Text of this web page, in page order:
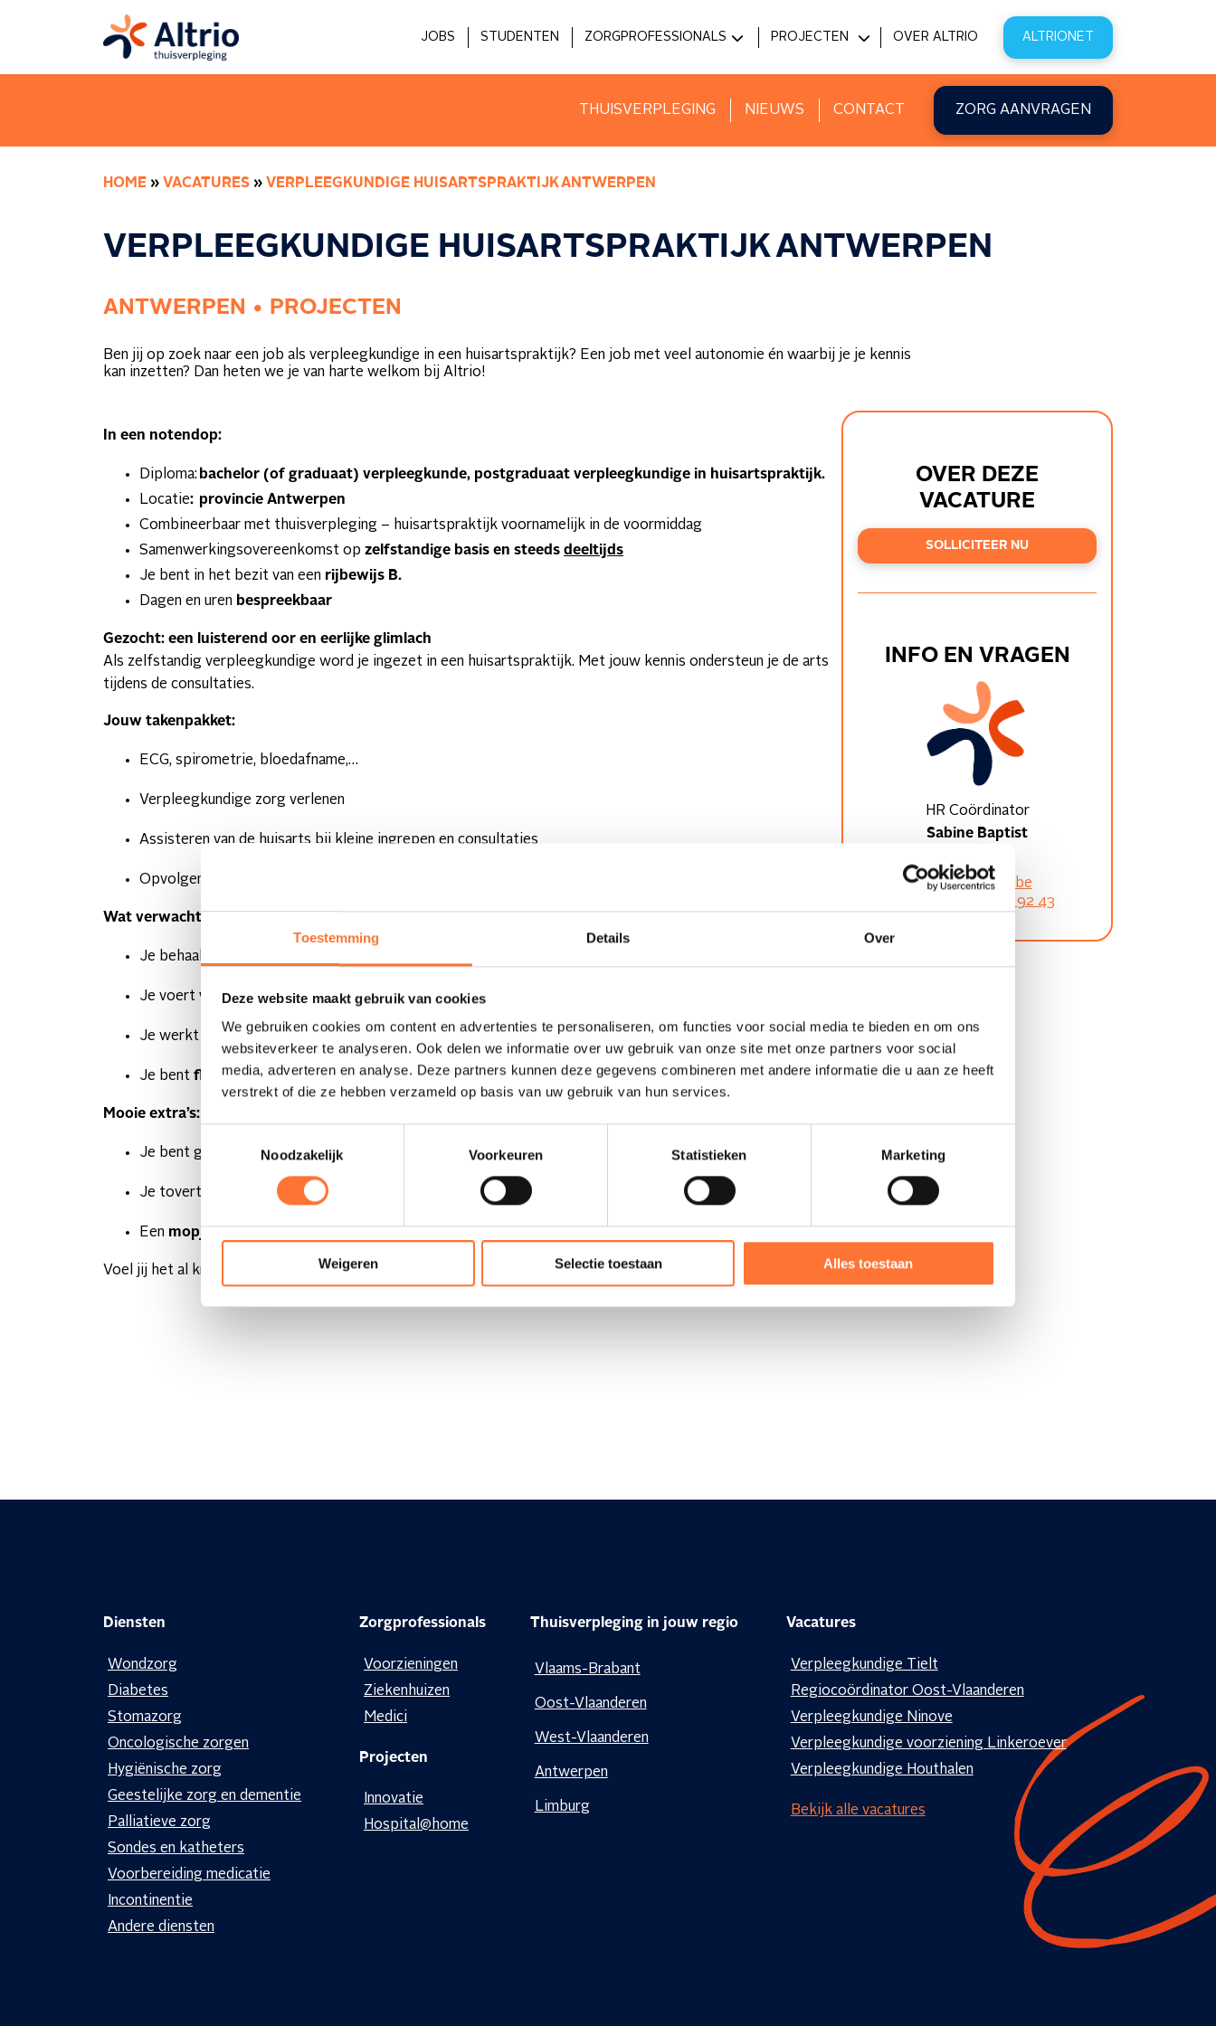
Toestemming Details Over
Deze website maakt gebruik van cookies
We gebruiken cookies om content en advertenties te personaliseren, om functies voor social media te bieden en om ons
websiteverkeer te analyseren. Ook delen we informatie over uw gebruik van onze site met onze partners voor social
media, adverteren en analyse. Deze partners kunnen deze gegevens combineren met andere informatie die u aan ze heeft
verstrekt of die ze hebben verzameld op basis van uw gebruik van hun services.
Noodzakelijk
Voorkeuren Statistieken Marketing
Weigeren Selectie toestaan Alles toestaan
JOBS STUDENTEN ZORGPROFESSIONALS
MEDICI
ZIEKENHUIZEN
PROJECTEN
HOSPITAL@HOME
INNOVATIE
OVER ALTRIO ALTRIONET
THUISVERPLEGING NIEUWS CONTACT ZORG AANVRAGEN
HOME » VACATURES » VERPLEEGKUNDIGE HUISARTSPRAKTIJK ANTWERPEN
VERPLEEGKUNDIGE HUISARTSPRAKTIJK ANTWERPEN
ANTWERPEN • PROJECTEN
Ben jij op zoek naar een job als verpleegkundige in een huisartspraktijk? Een job met veel autonomie én waarbij je je kennis
kan inzetten? Dan heten we je van harte welkom bij Altrio!
In een notendop:
Diploma: bachelor (of graduaat) verpleegkunde, postgraduaat verpleegkundige in huisartspraktijk.
Locatie: provincie Antwerpen
Combineerbaar met thuisverpleging – huisartspraktijk voornamelijk in de voormiddag
Samenwerkingsovereenkomst op zelfstandige basis en steeds deeltijds
Je bent in het bezit van een rijbewijs B.
Dagen en uren bespreekbaar
Gezocht: een luisterend oor en eerlijke glimlach
Als zelfstandig verpleegkundige word je ingezet in een huisartspraktijk. Met jouw kennis ondersteun je de arts
tijdens de consultaties.
Jouw takenpakket:
ECG, spirometrie, bloedafname,…
Verpleegkundige zorg verlenen
Assisteren van de huisarts bij kleine ingrepen en consultaties
Opvolgen van patiëntendossiers
Wat verwachten we?
Je behaalde een
Je voert verpleegtechnischehandelingen correct uit.
Je werkt zelfstandigen je neemt initiatief.
Je bent flexibelen past je vlug aan.
Mooie extra’s:
Je bent graag eenluisterend oor voor jouw patiënten.
Je tovert regelmatig een glimlach
Een mopje
Voel jij het al kriebelen? Solliciteer dan makkelijk en snel online.
OVER DEZE
VACATURE
SOLLICITEER NU
INFO EN VRAGEN
HR Coördinator
Sabine Baptist
hr@altrio.be
+32 (0)3 233 92 43
Diensten
Wondzorg
Diabetes
Stomazorg
Oncologische zorgen
Hygiënische zorg
Geestelijke zorg en dementie
Palliatieve zorg
Sondes en katheters
Voorbereiding medicatie
Incontinentie
Andere diensten
Zorgprofessionals
Voorzieningen
Ziekenhuizen
Medici
Projecten
Innovatie
Hospital@home
Thuisverpleging in jouw regio
Vlaams-Brabant
Oost-Vlaanderen
West-Vlaanderen
Antwerpen
Limburg
Vacatures
Verpleegkundige Tielt
Regiocoördinator Oost-Vlaanderen
Verpleegkundige Ninove
Verpleegkundige voorziening Linkeroever
Verpleegkundige Houthalen
Bekijk alle vacatures